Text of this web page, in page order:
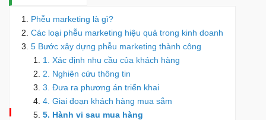
Phễu marketing là gì?
Các loại phễu marketing hiệu quả trong kinh doanh
5 Bước xây dựng phễu marketing thành công
1. Xác định nhu cầu của khách hàng
2. Nghiên cứu thông tin
3. Đưa ra phương án triển khai
4. Giai đoạn khách hàng mua sắm
5. Hành vi sau mua hàng